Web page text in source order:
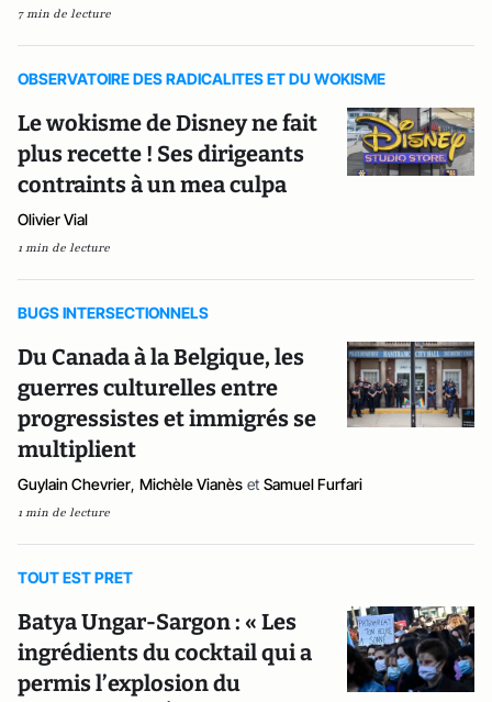
7 min de lecture
OBSERVATOIRE DES RADICALITES ET DU WOKISME
Le wokisme de Disney ne fait
plus recette ! Ses dirigeants
contraints à un mea culpa
Olivier Vial
1 min de lecture
BUGS INTERSECTIONNELS
Du Canada à la Belgique, les
guerres culturelles entre
progressistes et immigrés se
multiplient
Guylain Chevrier, Michèle Vianès et Samuel Furfari
1 min de lecture
TOUT EST PRET
Batya Ungar-Sargon : « Les
ingrédients du cocktail qui a
permis l’explosion du